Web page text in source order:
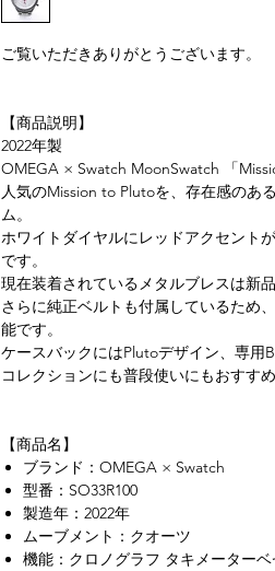
ご覧いただきありがとうございます。
【商品説明】
2022年製
OMEGA × Swatch MoonSwatch 「
人気のMission to Plutoを、存在感のあ
ム。
ホワイトダイヤルにレッドアクセント
です。
現在装着されているメタルブレスは新
さらに純正ベルトも付属しているため
能です。
ケースバックにはPlutoデザイン、専用
コレクションにも普段使いにもおすすめ
【商品名】
ブランド：OMEGA × Swatch
型番：SO33R100
製造年：2022年
ムーブメント：クオーツ
機能：クロノグラフ タキメーター